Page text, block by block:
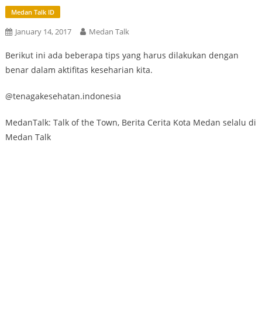
Medan Talk ID
January 14, 2017 Medan Talk
Berikut ini ada beberapa tips yang harus dilakukan dengan
benar dalam aktifitas keseharian kita.
@tenagakesehatan.indonesia
MedanTalk: Talk of the Town, Berita Cerita Kota Medan selalu di
Medan Talk